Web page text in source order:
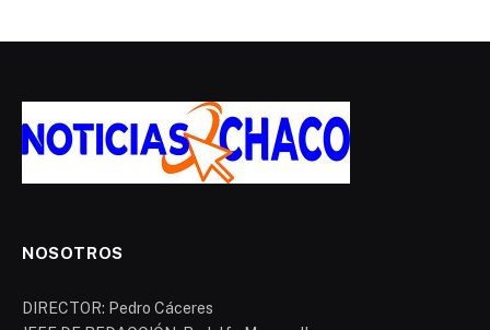
NOSOTROS
DIRECTOR: Pedro Cáceres